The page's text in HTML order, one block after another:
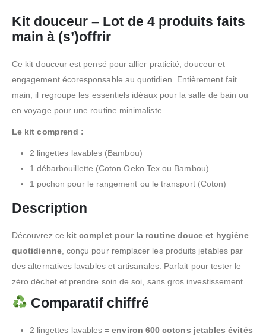
Kit douceur – Lot de 4 produits faits
main à (s’)offrir
Ce kit douceur est pensé pour allier praticité, douceur et
engagement écoresponsable au quotidien. Entièrement fait
main, il regroupe les essentiels idéaux pour la salle de bain ou
en voyage pour une routine minimaliste.
Le kit comprend :
2 lingettes lavables (Bambou)
1 débarbouillette (Coton Oeko Tex ou Bambou)
1 pochon pour le rangement ou le transport (Coton)
Description
Découvrez ce kit complet pour la routine douce et hygiène
quotidienne, conçu pour remplacer les produits jetables par
des alternatives lavables et artisanales. Parfait pour tester le
zéro déchet et prendre soin de soi, sans gros investissement.
Comparatif chiffré
2 lingettes lavables =environ 600 cotons jetables évités